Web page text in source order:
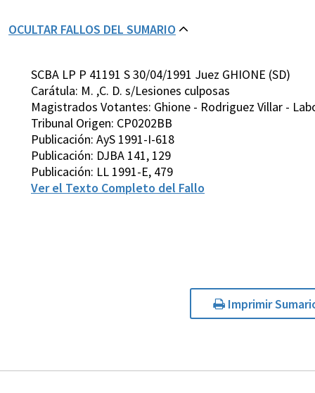
OCULTAR FALLOS DEL SUMARIO
SCBA LP P 41191 S 30/04/1991 Juez GHIONE (SD)
Carátula: M. ,C. D. s/Lesiones culposas
Magistrados Votantes: Ghione - Rodriguez Villar -
Tribunal Origen: CP0202BB
Publicación: AyS 1991-I-618
Publicación: DJBA 141, 129
Publicación: LL 1991-E, 479
Ver el Texto Completo del Fallo
Imprimir